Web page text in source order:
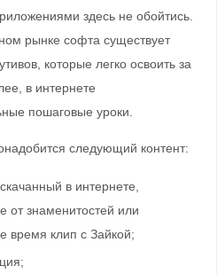
здесь не обойтись.
рынке софта существует
которые легко освоить за
в интернете
пошаговые уроки.
следующий контент:
в интернете,
от знаменитостей или
время клип с Зайкой;